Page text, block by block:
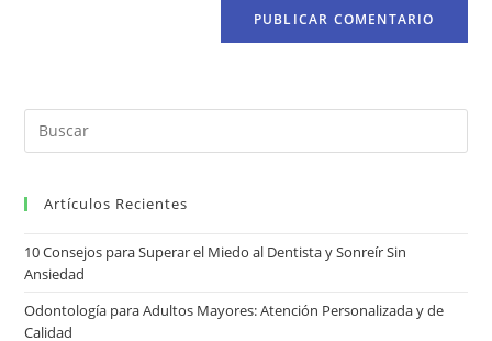
Artículos Recientes
10 Consejos para Superar el Miedo al Dentista y Sonreír Sin
Ansiedad
Odontología para Adultos Mayores: Atención Personalizada y de
Calidad